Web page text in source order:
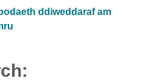
ddiweddaraf am